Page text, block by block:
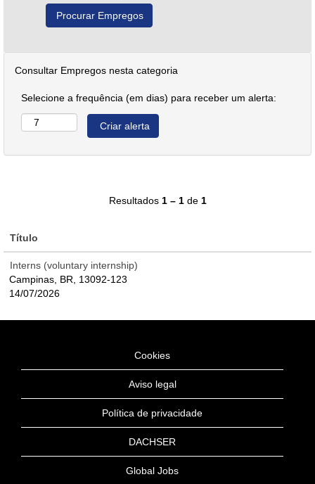
Consultar Empregos nesta categoria
Selecione a frequência (em dias) para receber um alerta:
Resultados 1 – 1de 1
Título
Interns (voluntary internship)
Campinas, BR, 13092-123
14/07/2026
Cookies
Aviso legal
Política de privacidade
DACHSER
Global Jobs